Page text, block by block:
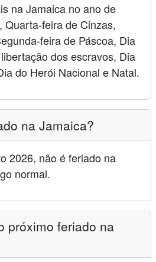
na Jamaica no ano de
Quarta-feira de Cinzas,
feira de Páscoa, Dia
dos escravos, Dia
do Herói Nacional e Natal.
na Jamaica?
2026, não é feriado na
normal.
próximo feriado na